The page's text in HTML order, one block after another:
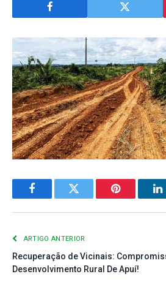
FacebookTwitter Pinterest
ARTIGO ANTERIOR
Recuperação de Vicinais:
Desenvolvimento Rural De Apuí!